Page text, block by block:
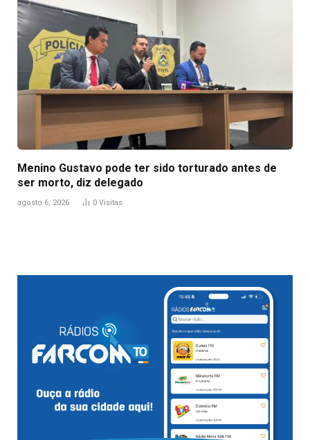
Menino Gustavo pode ter sido torturado antes de
ser morto, diz delegado
agosto 6, 2026 0 Visitas